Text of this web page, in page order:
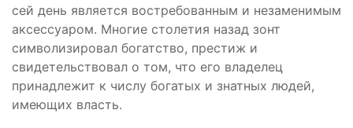
сей день является востребованным и незаменимым
аксессуаром. Многие столетия назад зонт
символизировал богатство, престиж и
свидетельствовал о том, что его владелец
принадлежит к числу богатых и знатных людей,
имеющих власть.